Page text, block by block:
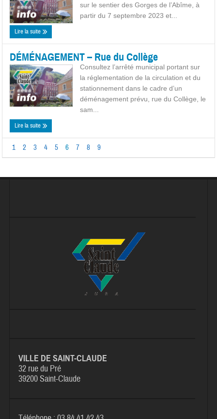
sur le sentier des Gorges de l’Abîme, à
partir du 7 septembre 2023 et...
Lire la suite
DÉMÉNAGEMENT – Rue du Collège
Consultez l’arrêté municipal portant sur
la réglementation de la circulation et du
stationnement dans le cadre d’un
déménagement prévu, rue du Collège, le
sam...
Lire la suite
1 2 3 4 5 6 7 8 9
VILLE DE SAINT-CLAUDE
32 rue du Pré
39200 Saint-Claude